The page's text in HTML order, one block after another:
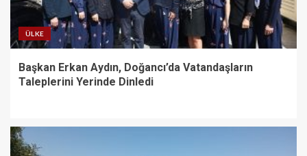
ÜLKE
Başkan Erkan Aydın, Doğancı’da Vatandaşların
Taleplerini Yerinde Dinledi